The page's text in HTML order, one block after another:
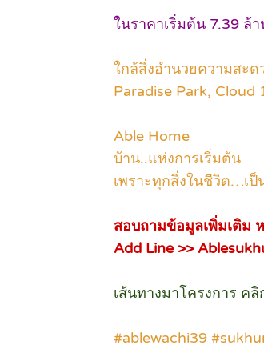
ในราคาเริ่มต้น 7.39 ล้
ใกล้สิ่งอำนวยความสะด
Paradise Park, Cloud
Able Home
บ้าน..แห่งการเริ่มต้น
เพราะทุกสิ่งในชีวิต…เป็
สอบถามข้อมูลเพิ่มเติม
Add Line >>
เส้นทางมาโครงการ คลิ
#ablewachi39